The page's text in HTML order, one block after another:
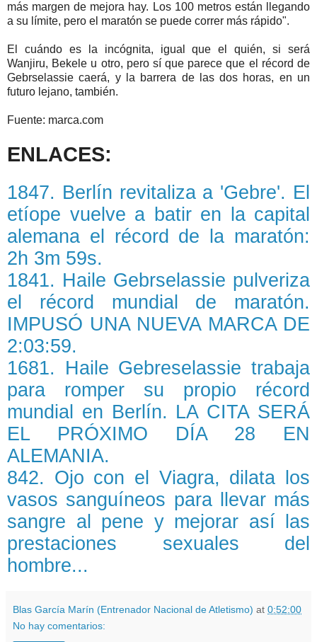
más margen de mejora hay. Los 100 metros están llegando
a su límite, pero el maratón se puede correr más rápido".
El cuándo es la incógnita, igual que el quién, si será
Wanjiru, Bekele u otro, pero sí que parece que el récord de
Gebrselassie caerá, y la barrera de las dos horas, en un
futuro lejano, también.
Fuente: marca.com
ENLACES:
1847. Berlín revitaliza a 'Gebre'. El
etíope vuelve a batir en la capital
alemana el récord de la maratón:
2h 3m 59s.
1841. Haile Gebrselassie pulveriza
el récord mundial de maratón.
IMPUSÓ UNA NUEVA MARCA DE
2:03:59.
1681. Haile Gebreselassie trabaja
para romper su propio récord
mundial en Berlín. LA CITA SERÁ
EL PRÓXIMO DÍA 28 EN
ALEMANIA.
842. Ojo con el Viagra, dilata los
vasos sanguíneos para llevar más
sangre al pene y mejorar así las
prestaciones sexuales del
hombre...
Blas García Marín (Entrenador Nacional de Atletismo) at 0:52:00
No hay comentarios: